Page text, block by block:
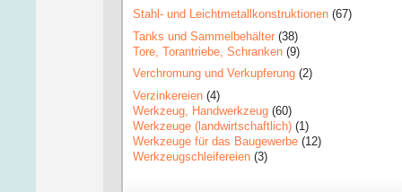
Stahl- und Leichtmetallkonstruktionen (67)
Tanks und Sammelbehälter (38)
Tore, Torantriebe, Schranken (9)
Verchromung und Verkupferung (2)
Verzinkereien (4)
Werkzeug, Handwerkzeug (60)
Werkzeuge (landwirtschaftlich) (1)
Werkzeuge für das Baugewerbe (12)
Werkzeugschleifereien (3)